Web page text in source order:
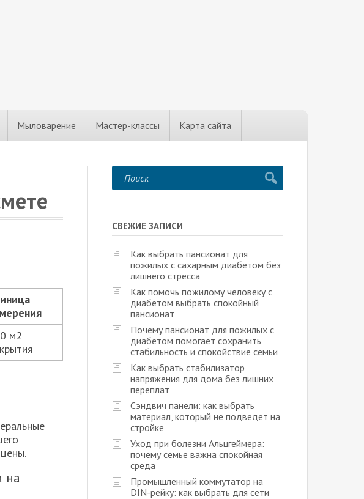
Мыловарение Мастер-классы Карта сайта
м2
на
СВЕЖИЕ ЗАПИСИ
Как выбрать пансионат для
пожилых с сахарным диабетом без
лишнего стресса
Как помочь пожилому человеку с
диабетом выбрать спокойный
пансионат
Почему пансионат для пожилых с
диабетом помогает сохранить
стабильность и спокойствие семьи
Как выбрать стабилизатор
напряжения для дома без лишних
переплат
Сэндвич панели: как выбрать
материал, который не подведет на
стройке
Уход при болезни Альцгеймера:
почему семье важна спокойная
среда
Промышленный коммутатор на
DIN-рейку: как выбрать для сети